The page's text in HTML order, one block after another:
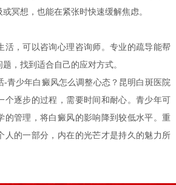
冥想，也能在紧张时快速缓解焦虑。
活，可以咨询心理咨询师。专业的疏导能帮
，找到适合自己的应对方式。
-青少年白癜风怎么调整心态？昆明白斑医院
个逐步的过程，需要时间和耐心。青少年可
的管理，将白癜风的影响降到较低水平。重
人的一部分，内在的光芒才是持久的魅力所